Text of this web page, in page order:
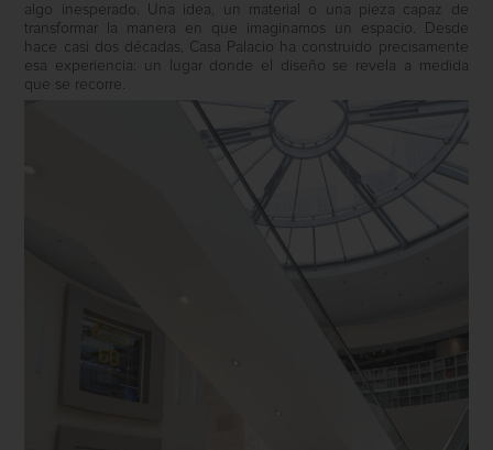
algo inesperado. Una idea, un material o una pieza capaz de
transformar la manera en que imaginamos un espacio. Desde
hace casi dos décadas, Casa Palacio ha construido precisamente
esa experiencia: un lugar donde el diseño se revela a medida
que se recorre.